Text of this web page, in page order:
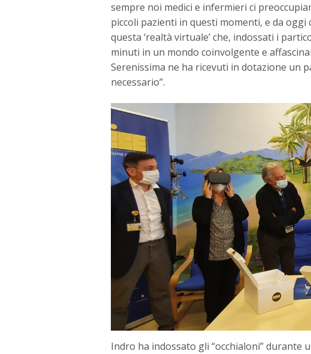
sempre noi medici e infermieri ci
piccoli pazienti in questi momenti, e da
questa ‘realtà virtuale’ che, indossati i
minuti in un mondo coinvolgente e
Serenissima ne ha ricevuti in dotazione un
necessario”.
Indro ha indossato gli “occhialoni” durante